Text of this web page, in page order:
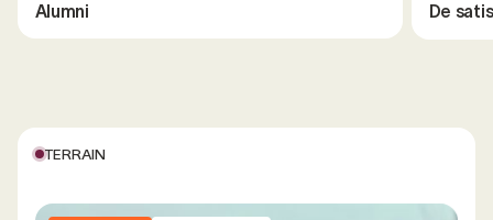
Alumni De
TERRAIN